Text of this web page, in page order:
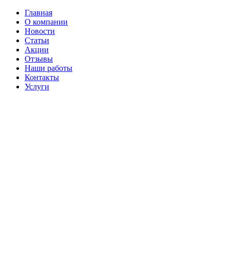
Главная
О компании
Новости
Статьи
Акции
Отзывы
Наши работы
Контакты
Услуги